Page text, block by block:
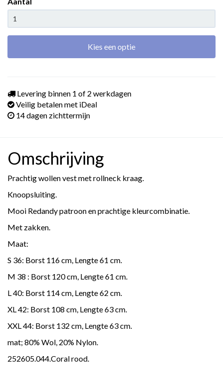
Kies een optie
Levering binnen 1 of 2 werkdagen
Veilig betalen met iDeal
14 dagen zichttermijn
Omschrijving
Prachtig wollen vest met rollneck kraag.
Knoopsluiting.
Mooi Redandy patroon en prachtige kleurcombinatie.
Met zakken.
Maat:
S 36: Borst 116 cm, Lengte 61 cm.
M 38 : Borst 120 cm, Lengte 61 cm.
L 40: Borst 114 cm, Lengte 62 cm.
XL 42: Borst 108 cm, Lengte 63 cm.
XXL 44: Borst 132 cm, Lengte 63 cm.
mat; 80% Wol, 20% Nylon.
252605.044.Coral rood.